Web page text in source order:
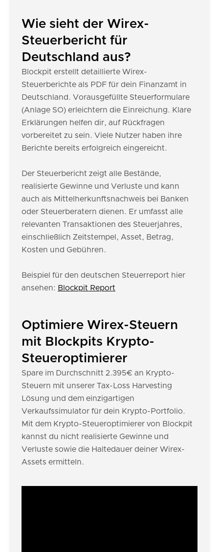
Wie sieht der Wirex-
Steuerbericht für
Deutschland aus?
Blockpit erstellt detaillierte Wirex-
Steuerberichte als PDF für dein Finanzamt in
Deutschland. Vorausgefüllte Steuerformulare
(Anlage SO) erleichtern die Einreichung. Klare
Erklärungen helfen dir, auf Rückfragen
vorbereitet zu sein. Viele Nutzer haben ihre
Berichte bereits erfolgreich eingereicht.
Der Steuerbericht zeigt alle Bestände,
realisierte Gewinne und Verluste und kann
auch als Mittelherkunftsnachweis bei Banken
oder Steuerberatern dienen. Er umfasst alle
relevanten Transaktionen des Steuerjahres,
einschließlich Zeitstempel, Asset, Betrag,
Kosten und Gebühren.
Beispiel für den deutschen Steuerreport hier
ansehen: Blockpit Report
Optimiere Wirex-Steuern
mit Blockpits Krypto-
Steueroptimierer
Spare im Durchschnitt 2.395€ an Krypto-
Steuern mit unserer Tax-Loss Harvesting
Lösung und dem einzigartigen
Verkaufssimulator für dein Krypto-Portfolio.
Mit dem Krypto-Steueroptimierer von Blockpit
kannst du nicht realisierte Gewinne und
Verluste sowie die Haltedauer deiner Wirex-
Assets ermitteln.